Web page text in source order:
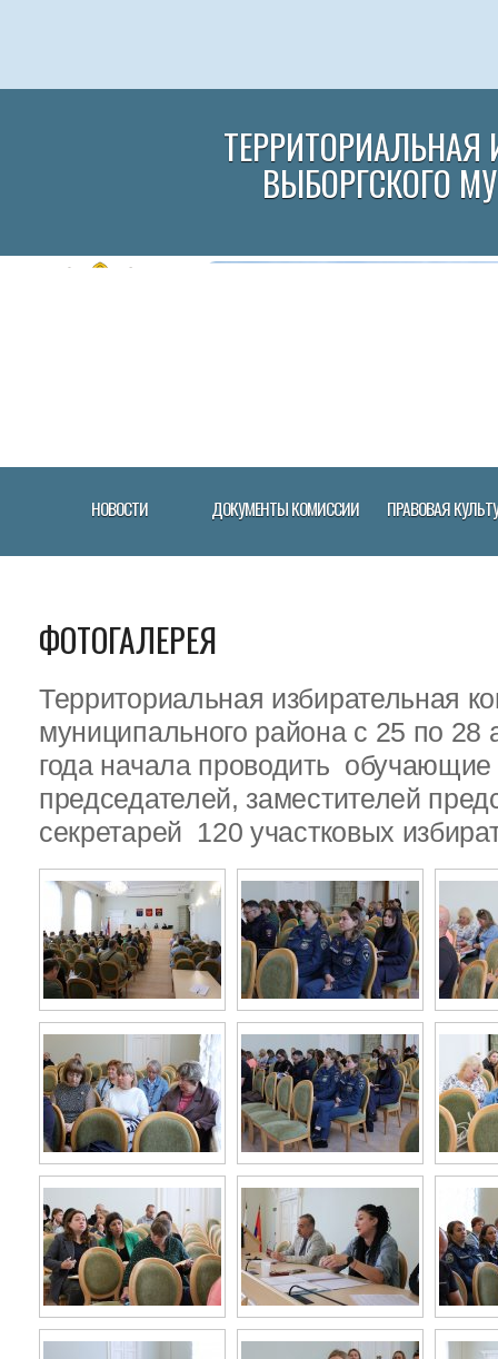
ВЫБОРГСКОГО
НОВОСТИ ДОКУМЕНТЫ КОМИССИИ ПРАВОВАЯ
ФОТОГАЛЕРЕЯ
Территориальная избирательная
муниципального района с 25 по 28
года начала проводить
председателей, заместителей
секретарей 120 участковых